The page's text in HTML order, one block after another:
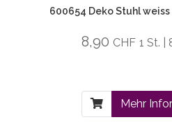
600654 Deko Stuhl
8,90 CHF 1 St. |
Mehr